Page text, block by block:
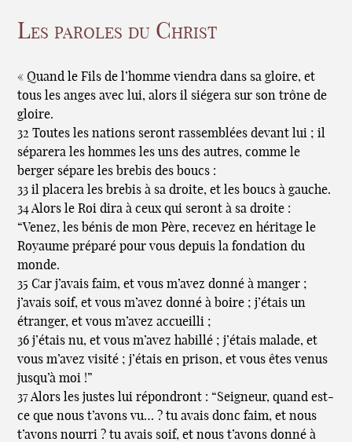
Les paroles du Christ
« Quand le Fils de l’homme viendra dans sa gloire, et
tous les anges avec lui, alors il siégera sur son trône de
gloire.
32 Toutes les nations seront rassemblées devant lui ; il
séparera les hommes les uns des autres, comme le
berger sépare les brebis des boucs :
33 il placera les brebis à sa droite, et les boucs à gauche.
34 Alors le Roi dira à ceux qui seront à sa droite :
“Venez, les bénis de mon Père, recevez en héritage le
Royaume préparé pour vous depuis la fondation du
monde.
35 Car j’avais faim, et vous m’avez donné à manger ;
j’avais soif, et vous m’avez donné à boire ; j’étais un
étranger, et vous m’avez accueilli ;
36 j’étais nu, et vous m’avez habillé ; j’étais malade, et
vous m’avez visité ; j’étais en prison, et vous êtes venus
jusqu’à moi !”
37 Alors les justes lui répondront : “Seigneur, quand est-
ce que nous t’avons vu… ? tu avais donc faim, et nous
t’avons nourri ? tu avais soif, et nous t’avons donné à